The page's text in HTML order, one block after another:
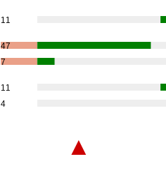
11
47
7
11
4
▲